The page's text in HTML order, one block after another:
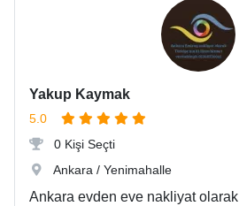
Yakup Kaymak
5.0
0 Kişi Seçti
Ankara / Yenimahalle
Ankara evden eve nakliyat